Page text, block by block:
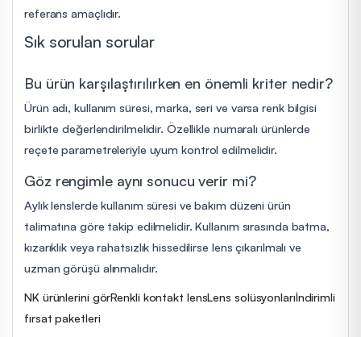
referans amaçlıdır.
Sık sorulan sorular
Bu ürün karşılaştırılırken en önemli kriter nedir?
Ürün adı, kullanım süresi, marka, seri ve varsa renk bilgisi
birlikte değerlendirilmelidir. Özellikle numaralı ürünlerde
reçete parametreleriyle uyum kontrol edilmelidir.
Göz rengimle aynı sonucu verir mi?
Aylık lenslerde kullanım süresi ve bakım düzeni ürün
talimatına göre takip edilmelidir. Kullanım sırasında batma,
kızarıklık veya rahatsızlık hissedilirse lens çıkarılmalı ve
uzman görüşü alınmalıdır.
NK ürünlerini görRenkli kontakt lensLens solüsyonlarıİndirimli
fırsat paketleri